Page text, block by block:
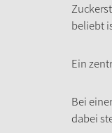
beliebt
Ein
Bei
dabei